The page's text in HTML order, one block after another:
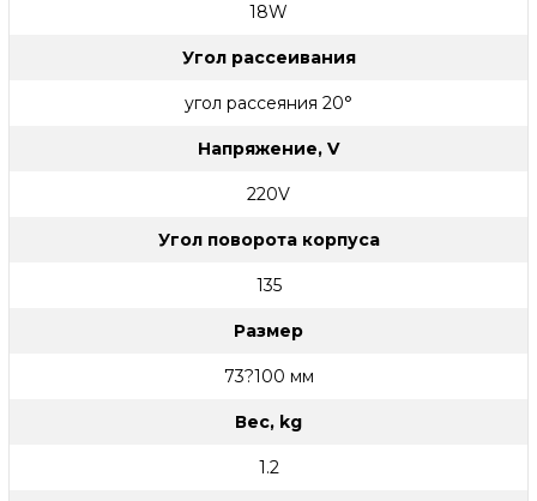
18W
Угол рассеивания
угол рассеяния 20°
Напряжение, V
220V
Угол поворота корпуса
135
Размер
73?100 мм
Вес, kg
1.2